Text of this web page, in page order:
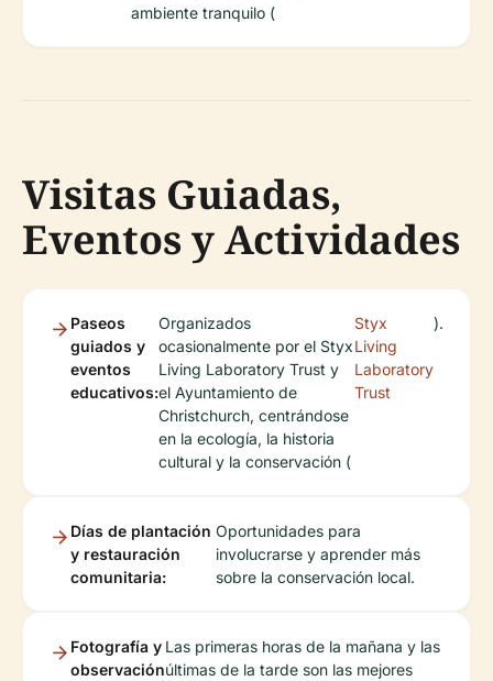
ambiente tranquilo (
Visitas Guiadas,
Eventos y Actividades
Paseos
guiados y
eventos
educativos:
Organizados
ocasionalmente por el Styx
Living Laboratory Trust y
el Ayuntamiento de
Christchurch, centrándose
en la ecología, la historia
cultural y la conservación (
Styx
Living
Laboratory
Trust
).
Días de plantación
y restauración
comunitaria:
Oportunidades para
involucrarse y aprender más
sobre la conservación local.
Fotografía y
observación
Las primeras horas de la mañana y las
últimas de la tarde son las mejores